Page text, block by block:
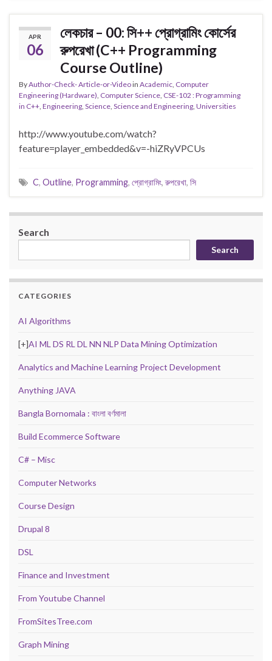
APR
06
লেকচার – 00: সি++ প্রোগ্রামিং কোর্সের
রুপরেখা (C++ Programming
Course Outline)
ByAuthor-Check- Article-or-Videoin Academic Computer
Engineering (Hardware) Computer Science CSE-102 : Programming
in C++ Engineering Science Science and Engineering Universities
http://www.youtube.com/watch?
feature=player_embedded&v=-hiZRyVPCUs
C, Outline, Programming, প্রোগ্রামিং,রুপরেখা, সি
Search
Search
CATEGORIES
AI Algorithms
[+]AI ML DS RL DL NN NLP Data Mining Optimization
Analytics and Machine Learning Project Development
Anything JAVA
Bangla Bornomala : বাংলা বর্ণমালা
Build Ecommerce Software
C# – Misc
Computer Networks
Course Design
Drupal 8
DSL
Finance and Investment
From Youtube Channel
FromSitesTree.com
Graph Mining